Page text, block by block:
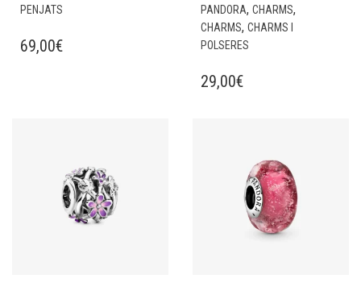
PENJATS
69,00€
PANDORA, CHARMS,
CHARMS, CHARMS I
POLSERES
29,00€